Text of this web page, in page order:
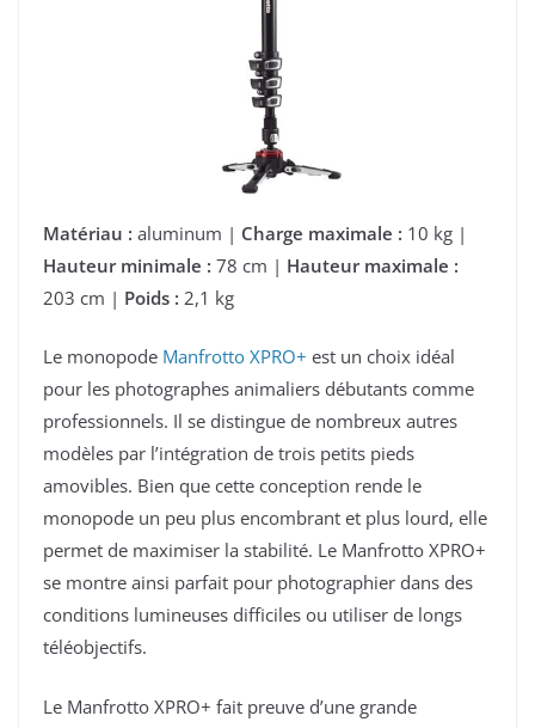
Matériau : aluminum | Charge maximale : 10 kg |
Hauteur minimale : 78 cm | Hauteur maximale :
203 cm | Poids : 2,1 kg
Le monopode Manfrotto XPRO+ est un choix idéal
pour les photographes animaliers débutants comme
professionnels. Il se distingue de nombreux autres
modèles par l’intégration de trois petits pieds
amovibles. Bien que cette conception rende le
monopode un peu plus encombrant et plus lourd, elle
permet de maximiser la stabilité. Le Manfrotto XPRO+
se montre ainsi parfait pour photographier dans des
conditions lumineuses difficiles ou utiliser de longs
téléobjectifs.
Le Manfrotto XPRO+ fait preuve d’une grande